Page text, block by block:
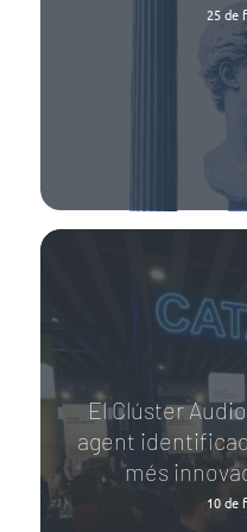
25 de
El Clúster
agent
més
10 de